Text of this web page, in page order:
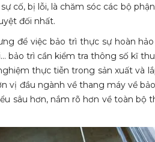
cố, bị lỗi, là chăm sóc các bộ
đối nhất.
để việc bảo trì thực sự hoàn
bảo trì cần kiểm tra thông số kĩ
thực tiễn trong sản xuất và
vị đầu ngành về thang máy về
sâu hơn, nắm rõ hơn về toàn bộ